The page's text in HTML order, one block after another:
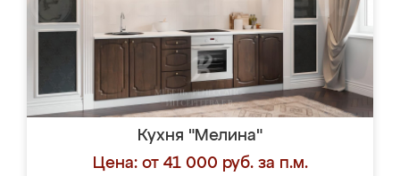
Кухня "Мелина"
Цена: от 41 000 руб. за п.м.